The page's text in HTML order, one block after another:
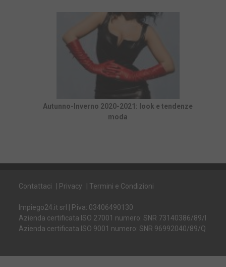
Autunno-Inverno 2020-2021: look e tendenze
moda
Contattaci Privacy Termini e Condizioni
Impiego24.it srl | P.iva: 03406490130
Azienda certificata ISO 27001 numero: SNR 73140386/89/I
Azienda certificata ISO 9001 numero: SNR 96992040/89/Q